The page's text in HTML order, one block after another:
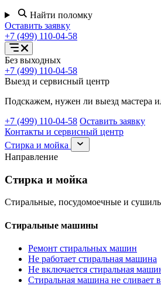
Найти поломку
Оставить заявку
+7 (499) 110-04-58
Открыть
меню
услуг
Без выходных
+7 (499) 110-04-58
Выезд и сервисный центр
Подскажем, нужен ли выезд мастера
+7 (499) 110-04-58 Оставить заявку
Контакты и сервисный центр
Стирка и мойка
Раскрыть
раздел
мойка
Направление
Стирка и мойка
Стиральные, посудомоечные и
Стиральные машины
Ремонт стиральных машин
Не работает стиральная машина
Не включается стиральная
Стиральная машина не сливает